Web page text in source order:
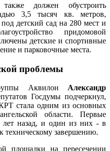
должен обустроить
3,5 тысяч кв. метров,
детский сад на 280 мест и
придомовой
детские и спортивные
и парковочные места.
проблемы
Аквилон Александр
Госдумы подчеркнул,
стала одним из основных
области. Первые
лет назад, и один из них - в
техническому завершению.
площадки на пересечении